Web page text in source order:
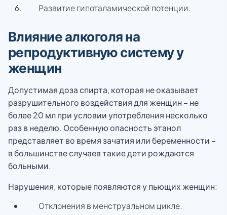
Развитие гипоталамической потенции.
Влияние алкоголя на
репродуктивную систему у
женщин
Допустимая доза спирта, которая не оказывает
разрушительного воздействия для женщин – не
более 20 мл при условии употребления несколько
раз в неделю. Особенную опасность этанол
представляет во время зачатия или беременности –
в большинстве случаев такие дети рождаются
больными.
Нарушения, которые появляются у пьющих женщин:
Отклонения в менструальном цикле.